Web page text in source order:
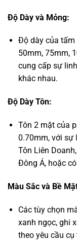
Độ Dày và Mỏng:
Độ dày của tấm
50mm, 75mm,
cung cấp sự
khác nhau.
Độ Dày Tôn:
Tôn 2 mặt của
0.70mm, với sự
Tôn Liên
Đông Á, hoặc
Màu Sắc và Bề
Các tùy chọn
xanh ngọc, ghi
theo yêu cầu cụ